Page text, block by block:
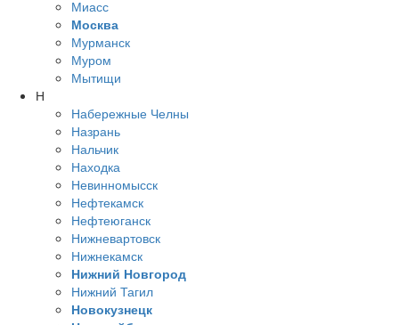
Миасс
Москва
Мурманск
Муром
Мытищи
Н
Набережные Челны
Назрань
Нальчик
Находка
Невинномысск
Нефтекамск
Нефтеюганск
Нижневартовск
Нижнекамск
Нижний Новгород
Нижний Тагил
Новокузнецк